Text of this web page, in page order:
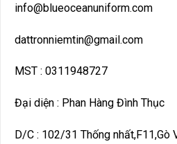
info@blueoceanuniform.com
dattronniemtin@gmail.com
MST : 0311948727
Đại diện : Phan Hàng Đình Thục
D/C : 102/31 Thống nhất,F11,Gò